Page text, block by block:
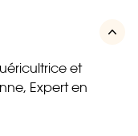
et
Expert en